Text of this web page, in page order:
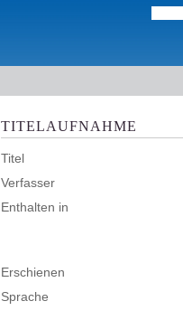
TITELAUFNAHME
Titel
Verfasser
Enthalten in
Erschienen
Sprache